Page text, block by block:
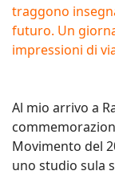
traggono
futuro. Un
impressioni di
Al mio arrivo a
Movimento del
uno studio sula